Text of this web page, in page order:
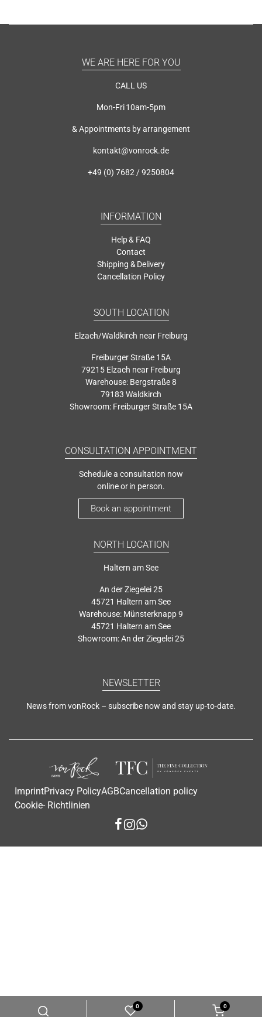
0 0
WE ARE HERE FOR YOU
CALL US
Mon-Fri 10am-5pm
& Appointments by arrangement
kontakt@vonrock.de
+49 (0) 7682 / 9250804
INFORMATION
Help & FAQ
Contact
Shipping & Delivery
Cancellation Policy
SOUTH LOCATION
Elzach/Waldkirch near Freiburg
Freiburger Straße 15A
79215 Elzach near Freiburg
Warehouse: Bergstraße 8
79183 Waldkirch
Showroom: Freiburger Straße 15A
CONSULTATION APPOINTMENT
Schedule a consultation now
online or in person.
Book an appointment
NORTH LOCATION
Haltern am See
An der Ziegelei 25
45721 Haltern am See
Warehouse: Münsterknapp 9
45721 Haltern am See
Showroom: An der Ziegelei 25
NEWSLETTER
News from vonRock – subscribe now and stay up-to-date.
ImprintPrivacy PolicyAGBCancellation policy
Cookie- Richtlinien